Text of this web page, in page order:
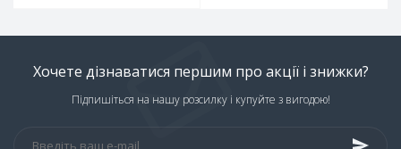
Хочете дізнаватися першим про акції і знижки?
Підпишіться на нашу розсилку і купуйте з вигодою!